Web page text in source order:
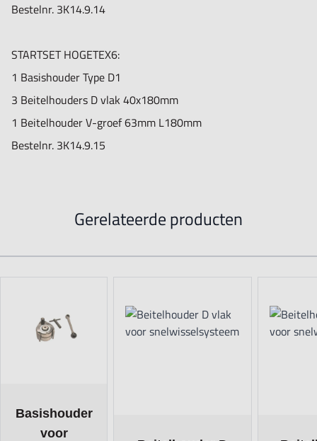
Bestelnr. 3K14.9.14
STARTSET HOGETEX6:
1 Basishouder Type D1
3 Beitelhouders D vlak 40x180mm
1 Beitelhouder V-groef 63mm L180mm
Bestelnr. 3K14.9.15
Gerelateerde producten
Basishouder
voor
The price depends on the options chosen on the product page
The price depends on the optionsThe